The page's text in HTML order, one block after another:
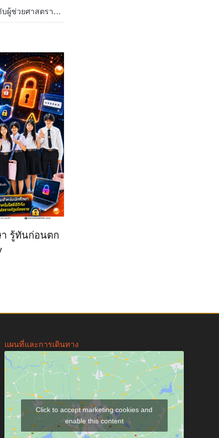
ขอแสดงความยินดีกับผู้ช่วยศาสตราจารย์ ดร.ภูมิพงษ์ ดวงตั้ง
รู้ทันก่อนตก
แผนที่และการเดินทาง
Click to accept marketing cookies and
enable this content